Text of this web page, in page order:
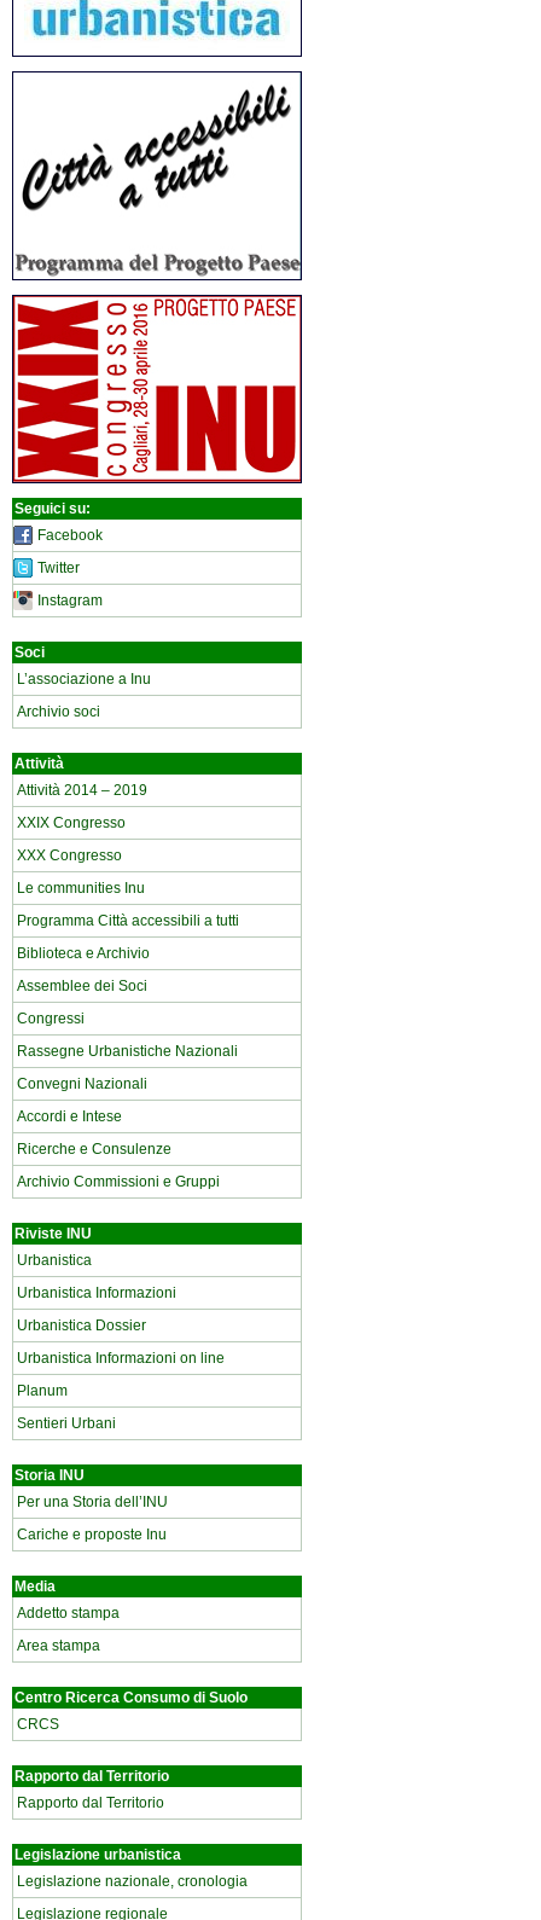
Seguici su:
Facebook
Twitter
Instagram
Soci
L’associazione a Inu
Archivio soci
Attività
Attività 2014 – 2019
XXIX Congresso
XXX Congresso
Le communities Inu
Programma Città accessibili a tutti
Biblioteca e Archivio
Assemblee dei Soci
Congressi
Rassegne Urbanistiche Nazionali
Convegni Nazionali
Accordi e Intese
Ricerche e Consulenze
Archivio Commissioni e Gruppi
Riviste INU
Urbanistica
Urbanistica Informazioni
Urbanistica Dossier
Urbanistica Informazioni on line
Planum
Sentieri Urbani
Storia INU
Per una Storia dell’INU
Cariche e proposte Inu
Media
Addetto stampa
Area stampa
Centro Ricerca Consumo di Suolo
CRCS
Rapporto dal Territorio
Rapporto dal Territorio
Legislazione urbanistica
Legislazione nazionale, cronologia
Legislazione regionale